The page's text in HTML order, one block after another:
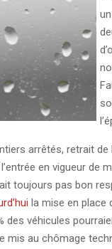
arrêtés, retrait
en vigueur de
toujours pas bon
la mise en place
des véhicules
mis au chômage